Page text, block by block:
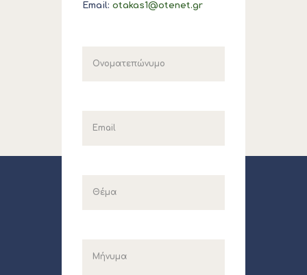
Email: otakas1@otenet.gr